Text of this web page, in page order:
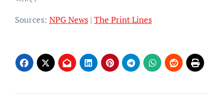
Sources: NPG News| The Print Lines